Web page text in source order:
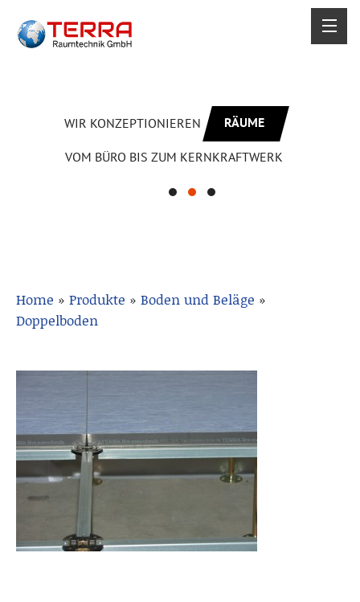
WIR KONZEPTIONIEREN RÄUME
VOM BÜRO BIS ZUM KERNKRAFTWERK
Home » Produkte » Boden und Beläge »
Doppelboden